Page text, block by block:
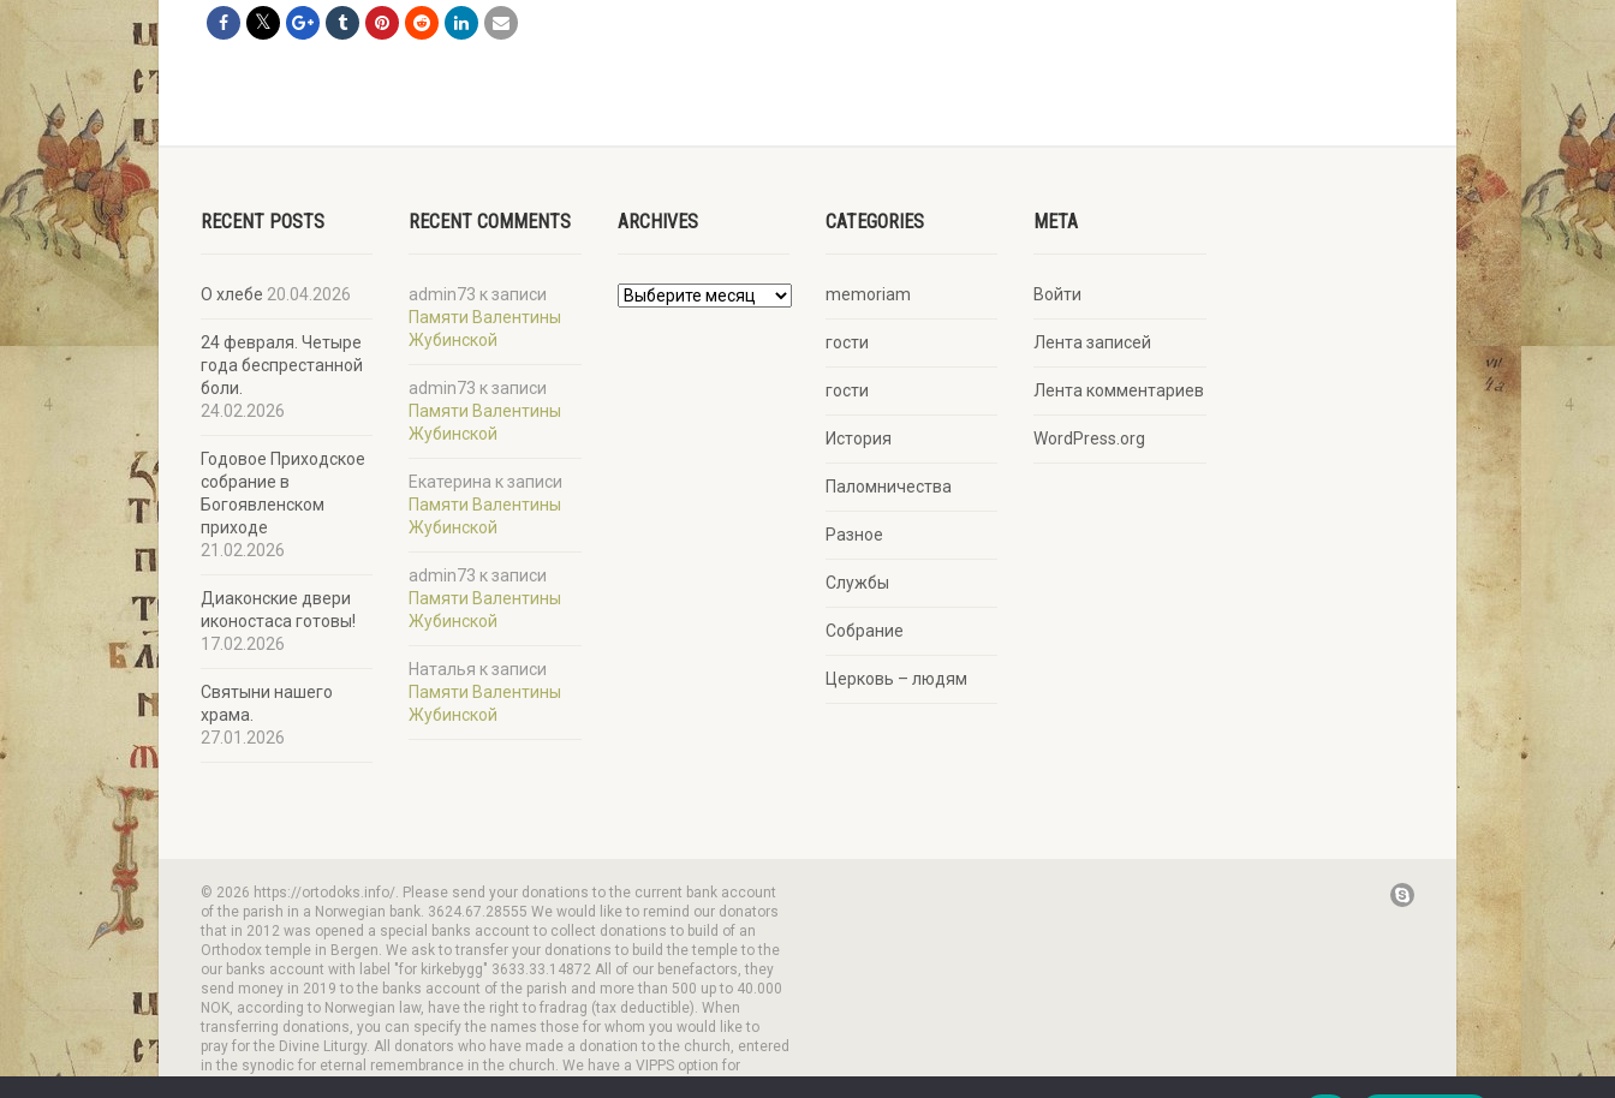
RECENT POSTS
О хлебе 20.04.2026
24 февраля. Четыре
года беспрестанной
боли.
24.02.2026
Годовое Приходское
собрание в
Богоявленском
приходе
21.02.2026
Диаконские двери
иконостаса готовы!
17.02.2026
Святыни нашего
храма.
27.01.2026
RECENT COMMENTS
admin73 к записи
Памяти Валентины
Жубинской
admin73 к записи
Памяти Валентины
Жубинской
Екатерина к записи
Памяти Валентины
Жубинской
admin73 к записи
Памяти Валентины
Жубинской
Наталья к записи
Памяти Валентины
Жубинской
ARCHIVES CATEGORIES
memoriam
гости
гости
История
Паломничества
Разное
Службы
Собрание
Церковь – людям
META
Войти
Лента записей
Лента комментариев
WordPress.org
© 2026 https://ortodoks.info/. Please send your donations to the current bank account
of the parish in a Norwegian bank. 3624.67.28555 We would like to remind our donators
that in 2012 was opened a special banks account to collect donations to build of an
Orthodox temple in Bergen. We ask to transfer your donations to build the temple to the
our banks account with label "for kirkebygg" 3633.33.14872 All of our benefactors, they
send money in 2019 to the banks account of the parish and more than 500 up to 40.000
NOK, according to Norwegian law, have the right to fradrag (tax deductible). When
transferring donations, you can specify the names those for whom you would like to
pray for the Divine Liturgy. All donators who have made a donation to the church, entered
in the synodic for eternal remembrance in the church. We have a VIPPS option for